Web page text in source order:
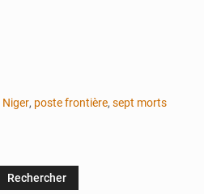
Niger, poste frontière, sept morts